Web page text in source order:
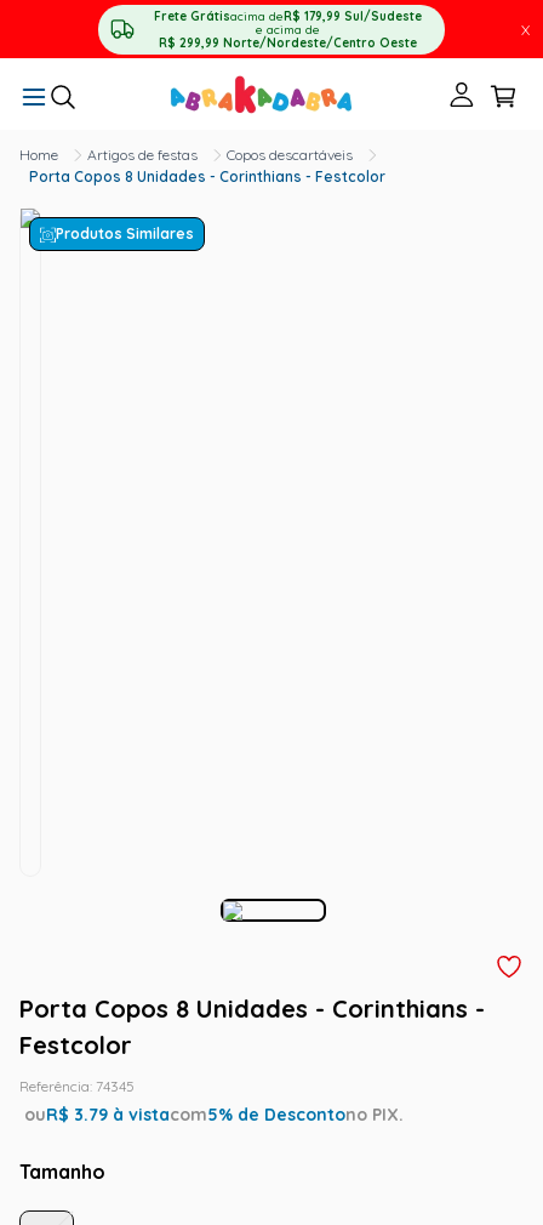
Frete Grátisacima deR$ 179,99 Sul/Sudeste
e acima de
R$ 299,99 Norte/Nordeste/Centro Oeste
X
Artigos de festas
Copos descartáveis
Porta Copos 8 Unidades - Corinthians - Festcolor
Produtos Similares
Porta Copos 8 Unidades - Corinthians -
Festcolor
Referência: 74345
ouR$ 3.79 à vistacom5% de Descontono PIX.
Tamanho